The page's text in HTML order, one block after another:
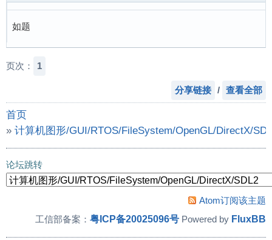
如题
页次： 1
分享链接 / 查看全部
首页
» 计算机图形/GUI/RTOS/FileSystem/OpenGL/DirectX/
»GUI圈子里面经常听说的剪切域是怎么回事，哪位来说说
论坛跳转
Atom订阅该主题
工信部备案： 粤ICP备20025096号 Powered by FluxBB